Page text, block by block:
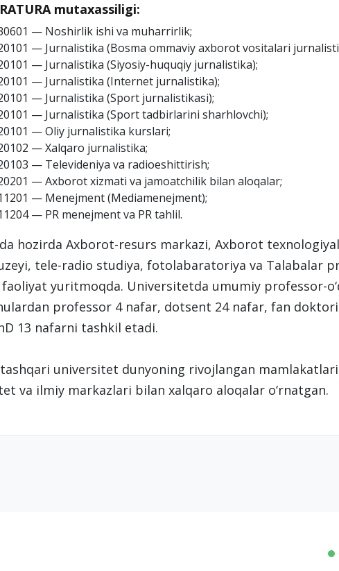
mutaxassiligi:
— Noshirlik ishi va muharrirlik;
— Jurnalistika (Bosma ommaviy axborot vositalari
— Jurnalistika (Siyosiy-huquqiy jurnalistika);
— Jurnalistika (Internet jurnalistika);
— Jurnalistika (Sport jurnalistikasi);
— Jurnalistika (Sport tadbirlarini sharhlovchi);
— Oliy jurnalistika kurslari;
— Xalqaro jurnalistika;
— Televideniya va radioeshittirish;
— Axborot xizmati va jamoatchilik bilan aloqalar;
— Menejment (Mediamenejment);
— PR menejment va PR tahlil.
hozirda Axborot-resurs markazi, Axborot
tele-radio studiya, fotolabaratoriya va Talabalar
yuritmoqda. Universitetda umumiy professor-
professor 4 nafar, dotsent 24 nafar, fan
13 nafarni tashkil etadi.
universitet dunyoning rivojlangan
va ilmiy markazlari bilan xalqaro aloqalar o‘rnatgan.